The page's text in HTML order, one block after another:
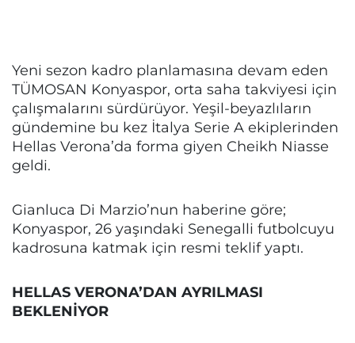
Yeni sezon kadro planlamasına devam eden
TÜMOSAN Konyaspor, orta saha takviyesi için
çalışmalarını sürdürüyor. Yeşil-beyazlıların
gündemine bu kez İtalya Serie A ekiplerinden
Hellas Verona’da forma giyen Cheikh Niasse
geldi.
Gianluca Di Marzio’nun haberine göre;
Konyaspor, 26 yaşındaki Senegalli futbolcuyu
kadrosuna katmak için resmi teklif yaptı.
HELLAS VERONA’DAN AYRILMASI
BEKLENİYOR